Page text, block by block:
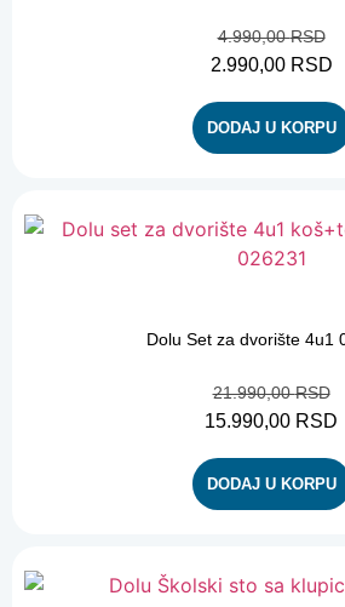
4.990,00RSD
2.990,00 RSD
DODAJ U KORPU
Dolu Set za dvorište 4u1
21.990,00RSD
15.990,00 RSD
DODAJ U KORPU